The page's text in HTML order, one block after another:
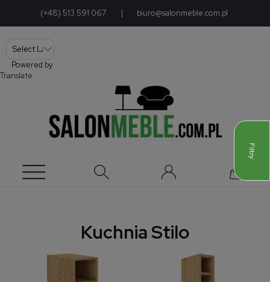
(+48) 513 591 067 | biuro@salonmeble.com.pl
Powered by
Translate
Filtry
Kuchnia Stilo